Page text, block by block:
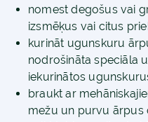
nomest degošus vai
izsmēķus vai citus
kurināt ugunskuru
nodrošināta speciāla
iekurinātos
braukt ar
mežu un purvu ārpus